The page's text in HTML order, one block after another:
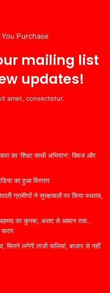
Purchase
mailing list
updates!
amet, consectetur.
का ‘शिक्षा साथी अभियान’: क्विज और
का हुआ विस्तार
ग्रामीणों ने सुरक्षाबलों पर किया पथराव,
अहमद का कुनबा, असद से आबान तक…
मिलने लगेंगी ताजी फलियां, बाजार से नहीं